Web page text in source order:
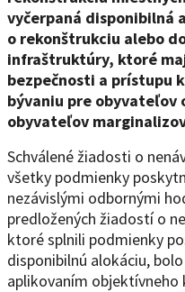
vyčerpaná disponibilná
o rekonštrukciu alebo
infraštruktúry, ktoré
bezpečnosti a prístupu
bývaniu pre obyvateľov
obyvateľov
Schválené žiadosti o
všetky podmienky
nezávislými odbornými
predložených žiadostí o
ktoré splnili podmienky
disponibilnú alokáciu,
aplikovaním objektívneho